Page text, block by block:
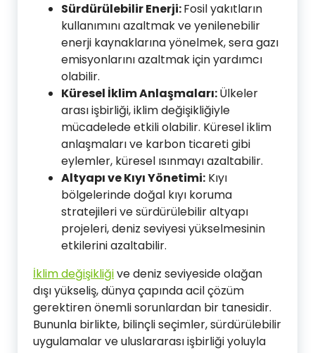
Sürdürülebilir Enerji:Fosil yakıtların
kullanımını azaltmak ve yenilenebilir
enerji kaynaklarına yönelmek, sera gazı
emisyonlarını azaltmak için yardımcı
olabilir.
Küresel İklim Anlaşmaları:Ülkeler
arası işbirliği, iklim değişikliğiyle
mücadelede etkili olabilir. Küresel iklim
anlaşmaları ve karbon ticareti gibi
eylemler, küresel ısınmayı azaltabilir.
Altyapı ve Kıyı Yönetimi: Kıyı
bölgelerinde doğal kıyı koruma
stratejileri ve sürdürülebilir altyapı
projeleri, deniz seviyesi yükselmesinin
etkilerini azaltabilir.
İklim değişikliğive deniz seviyeside olağan
dışı yükseliş, dünya çapında acil çözüm
gerektiren önemli sorunlardan bir tanesidir.
Bununla birlikte, bilinçli seçimler, sürdürülebilir
uygulamalar ve uluslararası işbirliği yoluyla